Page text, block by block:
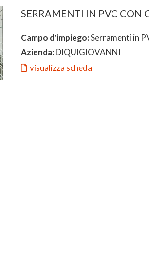
SERRAMENTI IN PVC CON
Campo d'impiego:Serramenti in
Azienda:DIQUIGIOVANNI
visualizza scheda